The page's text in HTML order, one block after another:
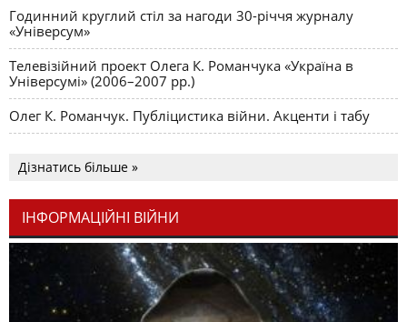
Годинний круглий стіл за нагоди 30-річчя журналу
«Універсум»
Телевізійний проект Олега К. Романчука «Україна в
Універсумі» (2006–2007 рр.)
Олег К. Романчук. Публіцистика війни. Акценти і табу
Дізнатись більше »
ІНФОРМАЦІЙНІ ВІЙНИ